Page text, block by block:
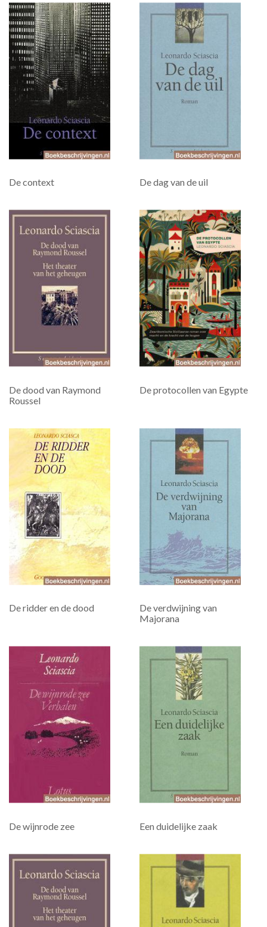
De context De dag van de uil
De dood van Raymond
Roussel
De protocollen van Egypte
De ridder en de dood
De verdwijning van
Majorana
De wijnrode zee Een duidelijke zaak